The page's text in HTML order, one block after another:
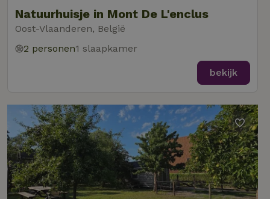
Natuurhuisje in Mont De L'enclus
Oost-Vlaanderen, België
2 personen1 slaapkamer
bekijk